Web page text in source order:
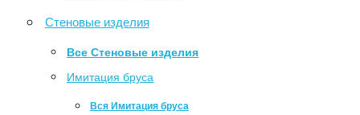
Стеновые изделия
Все Стеновые изделия
Имитация бруса
Вся Имитация бруса